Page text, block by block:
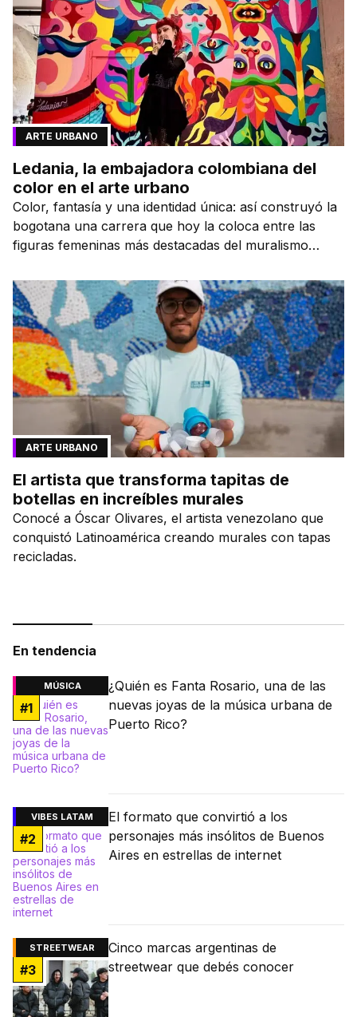
ARTE URBANO
Ledania, la embajadora colombiana del
color en el arte urbano
Color, fantasía y una identidad única: así construyó la
bogotana una carrera que hoy la coloca entre las
figuras femeninas más destacadas del muralismo
ARTE URBANO
El artista que transforma tapitas de
botellas en increíbles murales
Conocé a Óscar Olivares, el artista venezolano que
conquistó Latinoamérica creando murales con tapas
recicladas.
En tendencia
MÚSICA
#1
¿Quién es Fanta Rosario, una de las
nuevas joyas de la música urbana de
Puerto Rico?
VIBES LATAM
#2
El formato que convirtió a los
personajes más insólitos de Buenos
Aires en estrellas de internet
STREETWEAR
#3
Cinco marcas argentinas de
streetwear que debés conocer